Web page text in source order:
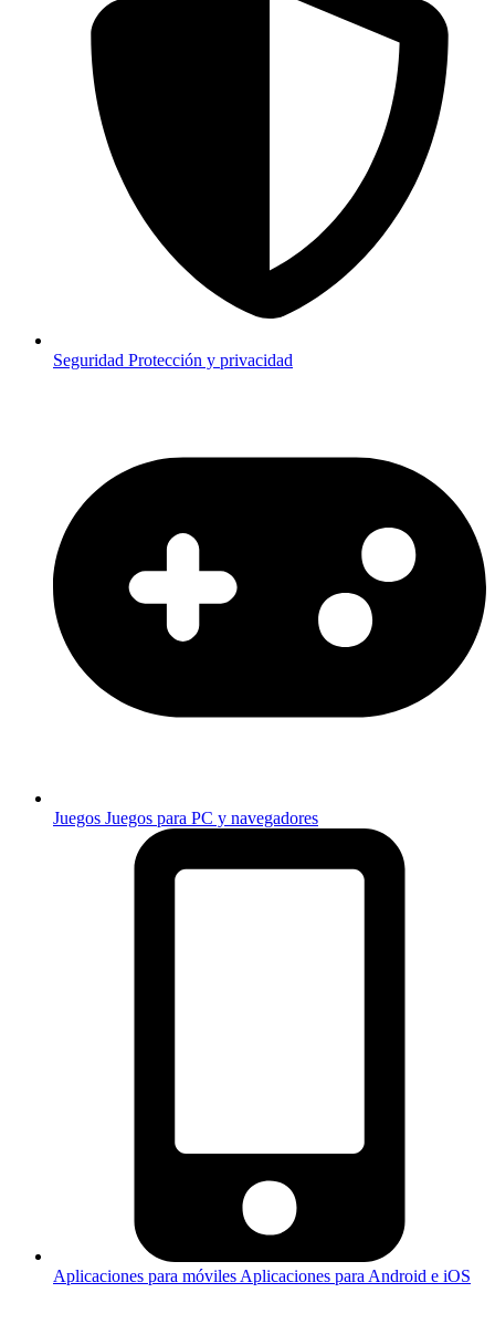
Seguridad Protección y privacidad
Juegos Juegos para PC y navegadores
Aplicaciones para móviles Aplicaciones para Android e iOS